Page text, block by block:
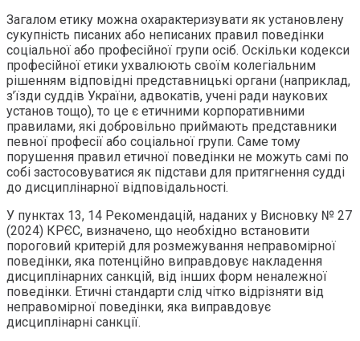
Загалом етику можна охарактеризувати як установлену
сукупність писаних або неписаних правил поведінки
соціальної або професійної групи осіб. Оскільки кодекси
професійної етики ухвалюють своїм колегіальним
рішенням відповідні представницькі органи (наприклад,
з’їзди суддів України, адвокатів, учені ради наукових
установ тощо), то це є етичними корпоративними
правилами, які добровільно приймають представники
певної професії або соціальної групи. Саме тому
порушення правил етичної поведінки не можуть самі по
собі застосовуватися як підстави для притягнення судді
до дисциплінарної відповідальності.
У пунктах 13, 14 Рекомендацій, наданих у Висновку № 27
(2024) КРЄС, визначено, що необхідно встановити
пороговий критерій для розмежування неправомірної
поведінки, яка потенційно виправдовує накладення
дисциплінарних санкцій, від інших форм неналежної
поведінки. Етичні стандарти слід чітко відрізняти від
неправомірної поведінки, яка виправдовує
дисциплінарні санкції.